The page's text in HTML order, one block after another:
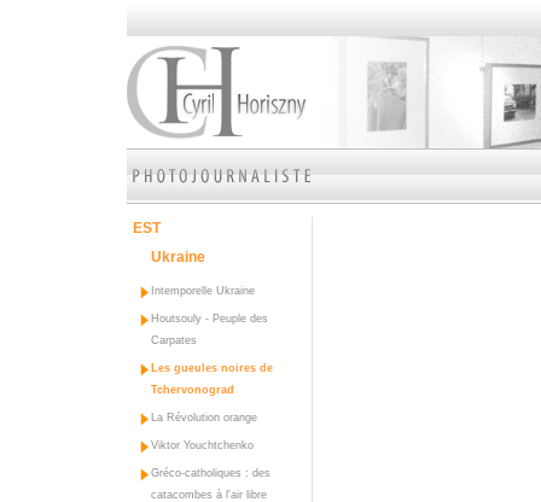
EST
Ukraine
Intemporelle Ukraine
Houtsouly - Peuple des
Carpates
Les gueules noires de
Tchervonograd
La Révolution orange
Viktor Youchtchenko
Gréco-catholiques : des
catacombes à l'air libre